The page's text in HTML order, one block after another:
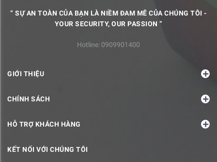
“ SỰ AN TOÀN CỦA BẠN LÀ NIỀM ĐAM MÊ CỦA CHÚNG TÔI -
YOUR SECURITY, OUR PASSION ”
Hotline: 0909901400
GIỚI THIỆU
CHÍNH SÁCH
HỖ TRỢ KHÁCH HÀNG
KẾT NỐI VỚI CHÚNG TÔI